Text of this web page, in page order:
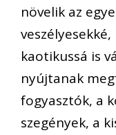
növelik az
kaotikussá is
nyújtanak
fogyasztók, a
szegények, a